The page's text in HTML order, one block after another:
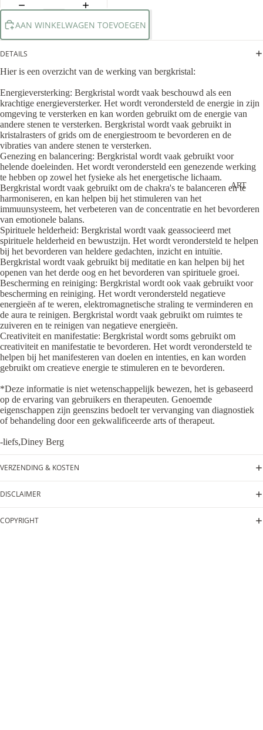
ART
AAN WINKELWAGEN TOEVOEGEN
DETAILS
Hier is een overzicht van de werking van bergkristal:
Energieversterking: Bergkristal wordt vaak beschouwd als een
krachtige energieversterker. Het wordt verondersteld de energie in zijn
omgeving te versterken en kan worden gebruikt om de energie van
andere stenen te versterken. Bergkristal wordt vaak gebruikt in
kristalrasters of grids om de energiestroom te bevorderen en de
vibraties van andere stenen te versterken.
Genezing en balancering: Bergkristal wordt vaak gebruikt voor
helende doeleinden. Het wordt verondersteld een genezende werking
te hebben op zowel het fysieke als het energetische lichaam.
Bergkristal wordt vaak gebruikt om de chakra's te balanceren en te
harmoniseren, en kan helpen bij het stimuleren van het
immuunsysteem, het verbeteren van de concentratie en het bevorderen
van emotionele balans.
Spirituele helderheid: Bergkristal wordt vaak geassocieerd met
spirituele helderheid en bewustzijn. Het wordt verondersteld te helpen
bij het bevorderen van heldere gedachten, inzicht en intuïtie.
Bergkristal wordt vaak gebruikt bij meditatie en kan helpen bij het
openen van het derde oog en het bevorderen van spirituele groei.
Bescherming en reiniging: Bergkristal wordt ook vaak gebruikt voor
bescherming en reiniging. Het wordt verondersteld negatieve
energieën af te weren, elektromagnetische straling te verminderen en
de aura te reinigen. Bergkristal wordt vaak gebruikt om ruimtes te
zuiveren en te reinigen van negatieve energieën.
Creativiteit en manifestatie: Bergkristal wordt soms gebruikt om
creativiteit en manifestatie te bevorderen. Het wordt verondersteld te
helpen bij het manifesteren van doelen en intenties, en kan worden
gebruikt om creatieve energie te stimuleren en te bevorderen.
*Deze informatie is niet wetenschappelijk bewezen, het is gebaseerd
op de ervaring van gebruikers en therapeuten. Genoemde
eigenschappen zijn geenszins bedoelt ter vervanging van diagnostiek
of behandeling door een gekwalificeerde arts of therapeut.
-liefs,Diney Berg
VERZENDING & KOSTEN
DISCLAIMER
COPYRIGHT